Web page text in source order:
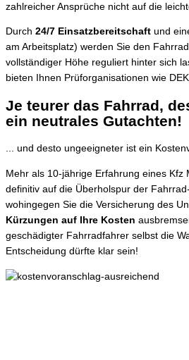
zahlreicher Ansprüche nicht auf die
Durch 24/7 Einsatzbereitschaft und
am Arbeitsplatz) werden Sie den
vollständiger Höhe reguliert hinter sich
bieten Ihnen Prüforganisationen wie
Je teurer das Fahrrad,
ein neutrales Gutachten!
... und desto ungeeigneter ist ein
Mehr als 10-jährige Erfahrung eines Kfz
definitiv auf die Überholspur der
wohingegen Sie die Versicherung des
Kürzungen auf Ihre Kosten
geschädigter Fahrradfahrer selbst die
Entscheidung dürfte klar sein!